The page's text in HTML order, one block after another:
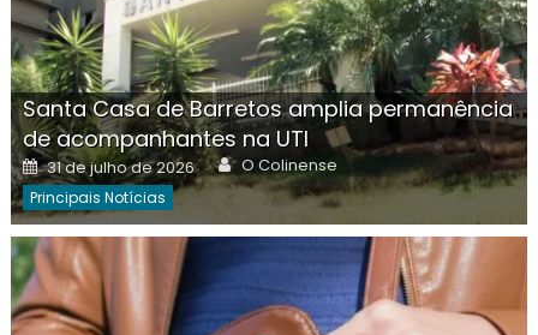
Santa Casa de Barretos amplia permanência
de acompanhantes na UTI
Posted
on
31 de julho de 2026 Author
O Colinense
Principais Notícias